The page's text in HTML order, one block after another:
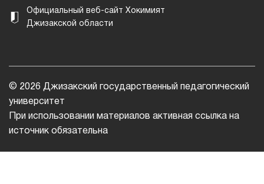
Официальный веб-сайт Хокимият
Джизакской области
© 2026 Джизакский государственный педагогический
университет
При использовании материалов активная ссылка на
источник обязательна